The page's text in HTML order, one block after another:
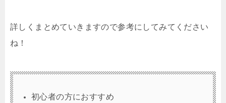
詳しくまとめていきますので参考にしてみてください
ね！
初心者の方におすすめ